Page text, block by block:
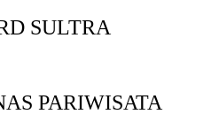
SULTRA
PARIWISATA